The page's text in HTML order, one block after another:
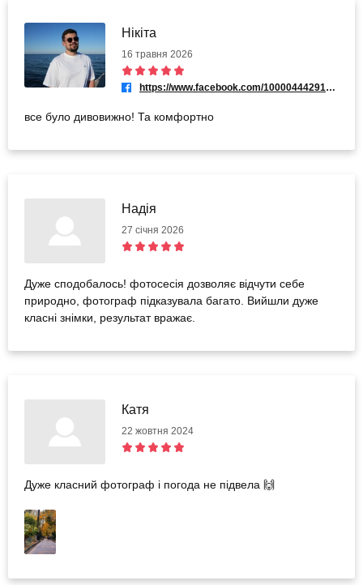
Нікіта
16 травня 2026
https://www.facebook.com/100004442915104
все було дивовижно! Та комфортно
Надія
27 січня 2026
Дуже сподобалось! фотосесія дозволяє відчути себе
природно, фотограф підказувала багато. Вийшли дуже
класні знімки, результат вражає.
Катя
22 жовтня 2024
Дуже класний фотограф і погода не підвела 🙌